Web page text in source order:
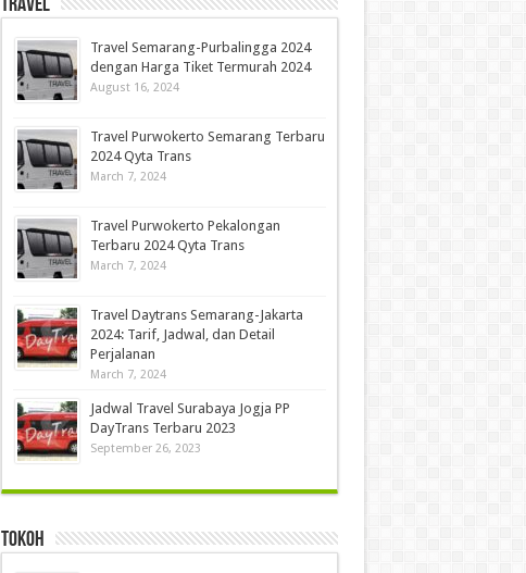
Travel Semarang-Purbalingga 2024
dengan Harga Tiket Termurah 2024
August 16, 2024
Travel Purwokerto Semarang Terbaru
2024 Qyta Trans
March 7, 2024
Travel Purwokerto Pekalongan
Terbaru 2024 Qyta Trans
March 7, 2024
Travel Daytrans Semarang-Jakarta
2024: Tarif, Jadwal, dan Detail
Perjalanan
March 7, 2024
Jadwal Travel Surabaya Jogja PP
DayTrans Terbaru 2023
September 26, 2023
Tokoh